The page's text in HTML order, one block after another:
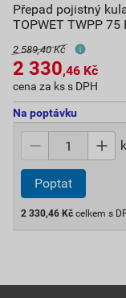
Přepad pojistný
TOPWET TWPP 75
2 589,40 Kč
2 330,46 Kč
cena za ks s DPH
Na poptávku
Poptat
2 330,46 Kč celkem s